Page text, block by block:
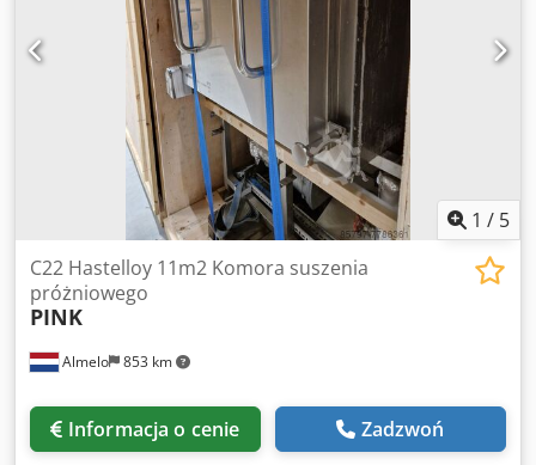
lodu: −75 °C DANE DOTYCZĄCE MASZYNY Wymiary
Zajmowana przestrzeń przez urządzenie do liofilizacji:
1300 × 1300 × 2000 mm Cjdpjzrfa Djfx Aqioha Zajmowana
przestrzeń przez dodatkowy element: 1800 × 600 × 2000
1 / 5
Almelo 853 km
C22 Hastelloy 11m2 Komora suszenia
próżniowego
PINK
Informacja o cenie Zadzwoń